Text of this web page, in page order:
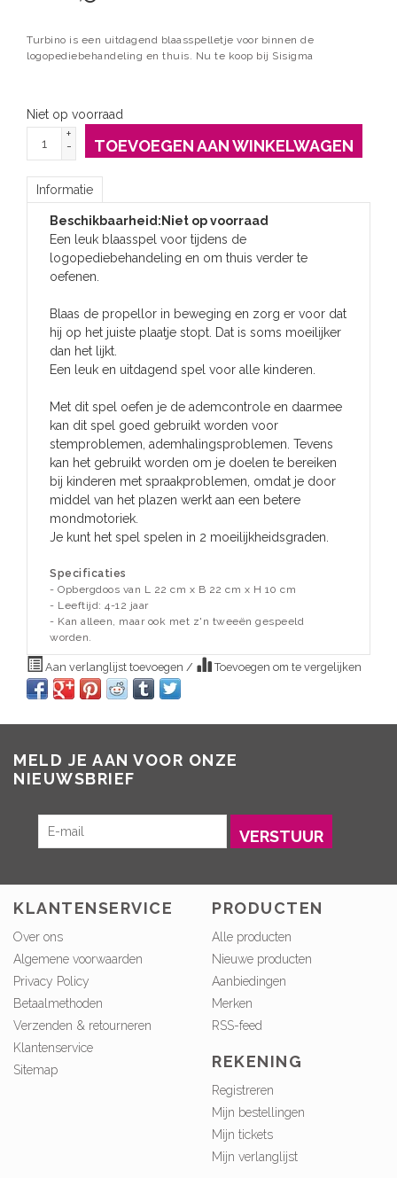
Turbino is een uitdagend blaasspelletje voor binnen de
logopediebehandeling en thuis. Nu te koop bij Sisigma
Niet op voorraad
+
-
TOEVOEGEN AAN WINKELWAGEN
Informatie
Beschikbaarheid:Niet op voorraad
Een leuk blaasspel voor tijdens de
logopediebehandeling en om thuis verder te
oefenen.
Blaas de propellor in beweging en zorg er voor dat
hij op het juiste plaatje stopt. Dat is soms moeilijker
dan het lijkt.
Een leuk en uitdagend spel voor alle kinderen.
Met dit spel oefen je de ademcontrole en daarmee
kan dit spel goed gebruikt worden voor
stemproblemen, ademhalingsproblemen. Tevens
kan het gebruikt worden om je doelen te bereiken
bij kinderen met spraakproblemen, omdat je door
middel van het plazen werkt aan een betere
mondmotoriek.
Je kunt het spel spelen in 2 moeilijkheidsgraden.
Specificaties
- Opbergdoos van L 22 cm x B 22 cm x H 10 cm
- Leeftijd: 4-12 jaar
- Kan alleen, maar ook met z'n tweeën gespeeld
worden.
Aan verlanglijst toevoegen / Toevoegen om te vergelijken
MELD JE AAN VOOR ONZE
NIEUWSBRIEF
VERSTUUR
KLANTENSERVICE
Over ons
Algemene voorwaarden
Privacy Policy
Betaalmethoden
Verzenden & retourneren
Klantenservice
Sitemap
PRODUCTEN
Alle producten
Nieuwe producten
Aanbiedingen
Merken
RSS-feed
REKENING
Registreren
Mijn bestellingen
Mijn tickets
Mijn verlanglijst